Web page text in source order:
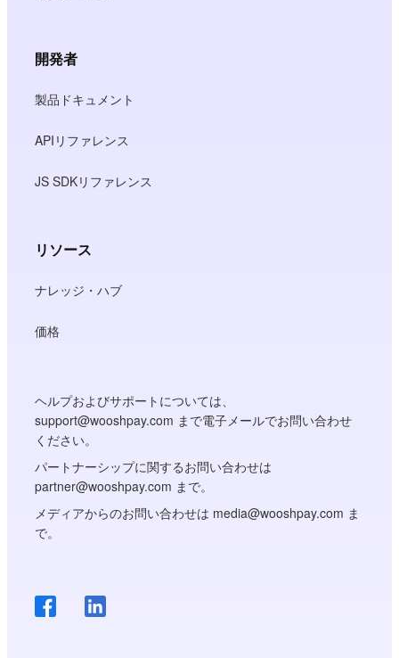
開発者
製品ドキュメント
APIリファレンス
JS SDKリファレンス
リソース
ナレッジ・ハブ
価格
ヘルプおよびサポートについては、
support@wooshpay.com まで電子メールでお問い合わせ
ください。
パートナーシップに関するお問い合わせは
partner@wooshpay.com まで。
メディアからのお問い合わせは media@wooshpay.com ま
で。